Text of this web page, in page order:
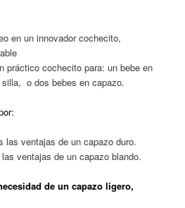
en un innovador cochecito,
práctico cochecito para: un bebe en
o dos bebes en capazo.
las ventajas de un capazo duro.
ventajas de un capazo blando.
de un capazo ligero,